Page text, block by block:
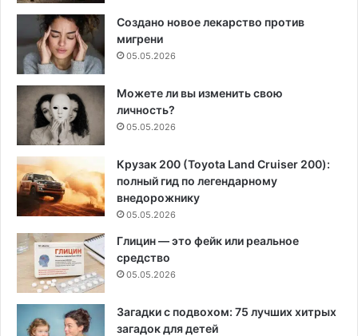
Создано новое лекарство против
мигрени
05.05.2026
Можете ли вы изменить свою
личность?
05.05.2026
Крузак 200 (Toyota Land Cruiser 200):
полный гид по легендарному
внедорожнику
05.05.2026
Глицин — это фейк или реальное
средство
05.05.2026
Загадки с подвохом: 75 лучших хитрых
загадок для детей